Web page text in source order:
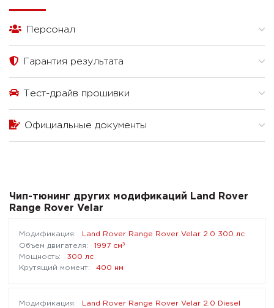
Персонал
Гарантия результата
Тест-драйв прошивки
Официальные документы
Чип-тюнинг других модификаций Land Rover
Range Rover Velar
Land Rover Range Rover Velar 2.0 300 лс
1997 см³
300 лс
400 нм
Land Rover Range Rover Velar 2.0 Diesel